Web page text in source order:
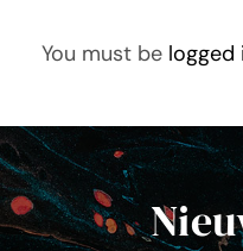
You must be logged